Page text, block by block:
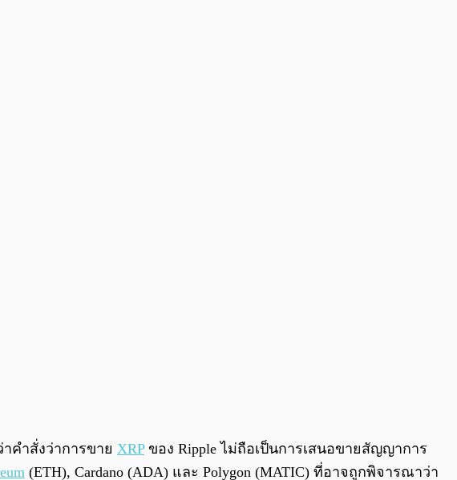
/
คำสั่งว่าการขาย XRPของ Ripple ไม่ถือเป็นการเสนอขายสัญญาการ
(ETH), Cardano (ADA) และ Polygon (MATIC) ที่อาจถูกพิจารณาว่า